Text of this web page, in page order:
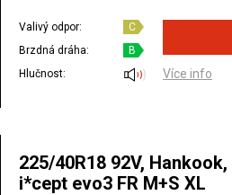
Valivý odpor:
C
Brzdná dráha:
B
Hlučnost:
Více info
225/40R18 92V,
i*cept evo3 FR M+S XL